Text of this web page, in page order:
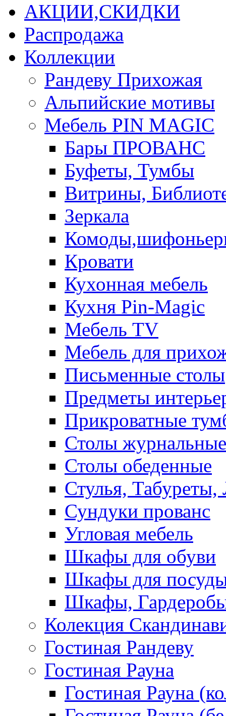
АКЦИИ,СКИДКИ
Распродажа
Коллекции
Рандеву Прихожая
Альпийские мотивы
Мебель PIN MAGIС
Бары ПРОВАНС
Буфеты, Тумбы
Витрины,
Зеркала
Кровати
Кухонная мебель
Кухня Pin-Magic
Мебель TV
Мебель для
Письменные столы
Предметы
Прикроватные
Столы журнальные
Столы обеденные
Стулья, Табуреты,
Сундуки прованс
Угловая мебель
Шкафы для обуви
Шкафы для
Шкафы,
Колекция
Гостиная Рандеву
Гостиная Рауна
Гостиная Рауна